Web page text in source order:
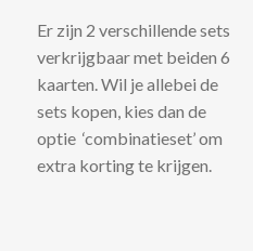
Er zijn 2 verschillende sets
verkrijgbaar met beiden 6
kaarten. Wil je allebei de
sets kopen, kies dan de
optie ‘combinatieset’ om
extra korting te krijgen.